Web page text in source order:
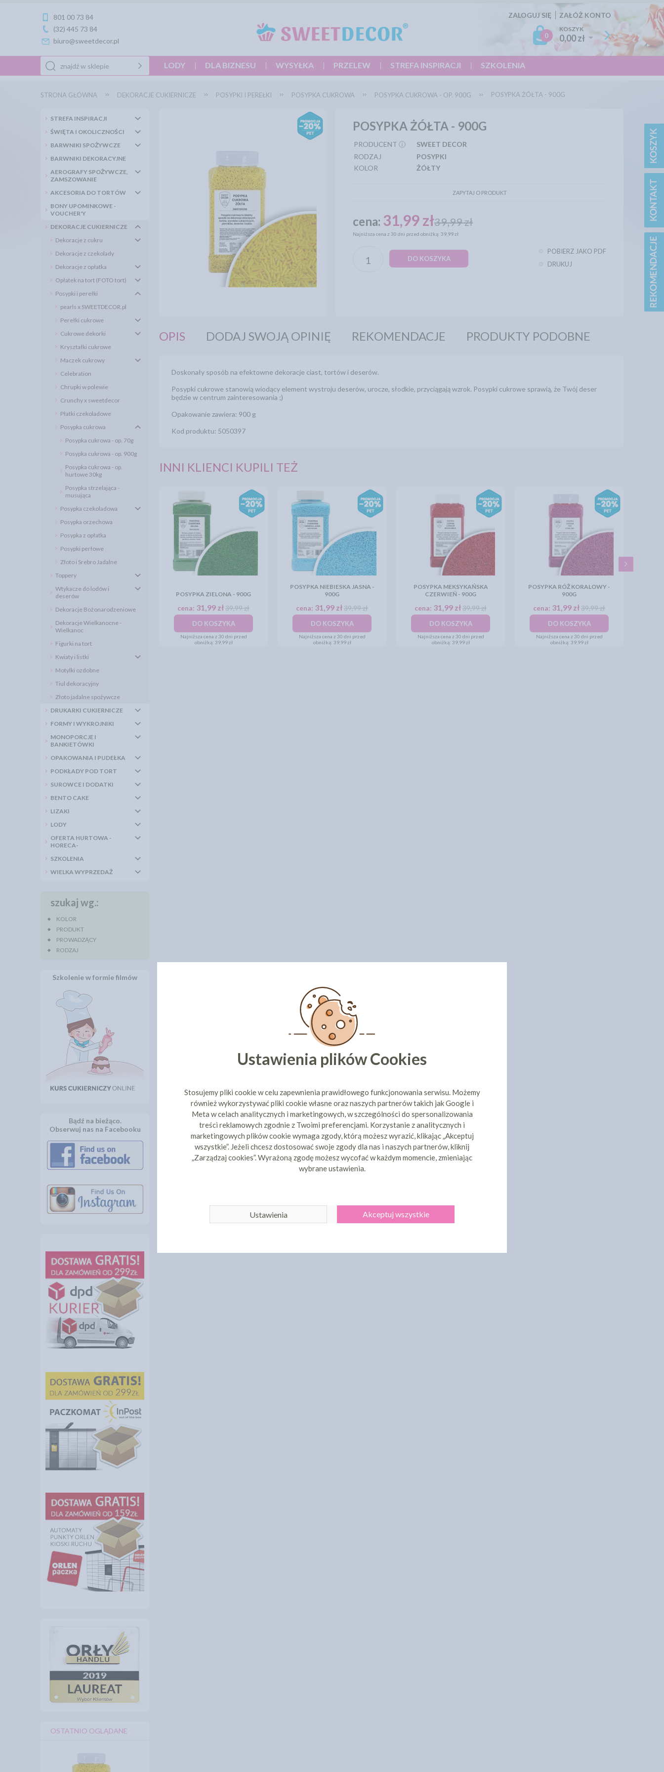
801 00 73 84
(32) 445 73 84
biuro@sweetdecor.pl
ZALOGUJ SIĘ ZAŁÓŻ KONTO
0
KOSZYK
0,00 zł
LODY DLA BIZNESU WYSYŁKA PRZELEW STREFA INSPIRACJI SZKOLENIA
STRONA GŁÓWNA DEKORACJE CUKIERNICZE POSYPKI I PEREŁKI POSYPKA CUKROWA POSYPKA CUKROWA - OP. 900G POSYPKA ŻÓŁTA - 900G
STREFA INSPIRACJI
ŚWIĘTA I OKOLICZNOŚCI
BARWNIKI SPOŻYWCZE
BARWNIKI DEKORACYJNE
AEROGRAFY SPOŻYWCZE,
ZAMSZOWANIE
AKCESORIA DO TORTÓW
BONY UPOMINKOWE -
VOUCHER'Y
DEKORACJE CUKIERNICZE
Dekoracje z cukru
Dekoracje z czekolady
Dekoracje z opłatka
Opłatek na tort (FOTO tort)
Posypki i perełki
pearls x SWEETDECOR.pl
Perełki cukrowe
Cukrowe dekorki
Kryształki cukrowe
Maczek cukrowy
Celebration
Chrupki w polewie
Crunchy x sweetdecor
Płatki czekoladowe
Posypka cukrowa
Posypka cukrowa - op. 70g
Posypka cukrowa - op. 900g
Posypka cukrowa - op.
hurtowe 30kg
Posypka strzelająca -
musująca
Posypka czekoladowa
Posypka orzechowa
Posypka z opłatka
Posypki perłowe
Złoto i Srebro Jadalne
Toppery
Wtykacze do lodów i
deserów
Dekoracje Bożonarodzeniowe
Dekoracje Wielkanocne -
Wielkanoc
Figurki na tort
Kwiaty i listki
Motylki ozdobne
Tiul dekoracyjny
Złoto jadalne spożywcze
DRUKARKI CUKIERNICZE
FORMY I WYKROJNIKI
MONOPORCJE I
BANKIETÓWKI
OPAKOWANIA I PUDEŁKA
PODKŁADY POD TORT
SUROWCE I DODATKI
BENTO CAKE
LIZAKI
LODY
OFERTA HURTOWA -
HORECA-
SZKOLENIA
WIELKA WYPRZEDAŻ
szukaj wg.:
KOLOR
PRODUKT
PROWADZĄCY
RODZAJ
Szkolenie w formie filmów
Bądź na bieżąco.
Obserwuj nas na Facebooku
OSTATNIO OGLĄDANE
POSYPKA ŻÓŁTA - 900G
PRODUCENT ⓘ
SWEET DECOR
RODZAJ
POSYPKI
KOLOR
ŻÓŁTY
ZAPYTAJ O PRODUKT
cena: 31,99 zł39,99 zł
Najniższa cena z 30 dni przed obniżką: 39,99 zł
DO KOSZYKA
POBIERZ JAKO PDF
DRUKUJ
OPIS DODAJ SWOJĄ OPINIĘ REKOMENDACJE PRODUKTY PODOBNE
Doskonały sposób na efektowne dekoracje ciast, tortów i deserów.
Posypki cukrowe stanowią wiodący element wystroju deserów, urocze, słodkie, przyciągają wzrok. Posypki cukrowe sprawią, że Twój deser
będzie w centrum zainteresowania ;)
Opakowanie zawiera: 900 g
Kod produktu: 5050397
INNI KLIENCI KUPILI TEŻ
POSYPKA ZIELONA - 900G
cena: 31,99 zł39,99 zł
DO KOSZYKA
Najniższa cena z 30 dni przed
obniżką: 39,99 zł
POSYPKA NIEBIESKA JASNA -
900G
cena: 31,99 zł39,99 zł
DO KOSZYKA
Najniższa cena z 30 dni przed
obniżką: 39,99 zł
POSYPKA MEKSYKAŃSKA
CZERWIEŃ - 900G
cena: 31,99 zł39,99 zł
DO KOSZYKA
Najniższa cena z 30 dni przed
obniżką: 39,99 zł
POSYPKA RÓŻ KORALOWY -
900G
cena: 31,99 zł39,99 zł
DO KOSZYKA
Najniższa cena z 30 dni przed
obniżką: 39,99 zł
Ustawienia plików Cookies
Stosujemy pliki cookie w celu zapewnienia prawidłowego funkcjonowania serwisu. Możemy
również wykorzystywać pliki cookie własne oraz naszych partnerów takich jak Google i
Meta w celach analitycznych i marketingowych, w szczególności do spersonalizowania
treści reklamowych zgodnie z Twoimi preferencjami. Korzystanie z analitycznych i
marketingowych plików cookie wymaga zgody, którą możesz wyrazić, klikając „Akceptuj
wszystkie”. Jeżeli chcesz dostosować swoje zgody dla nas i naszych partnerów, kliknij
„Zarządzaj cookies”. Wyrażoną zgodę możesz wycofać w każdym momencie, zmieniając
wybrane ustawienia.
Ustawienia Akceptuj wszystkie